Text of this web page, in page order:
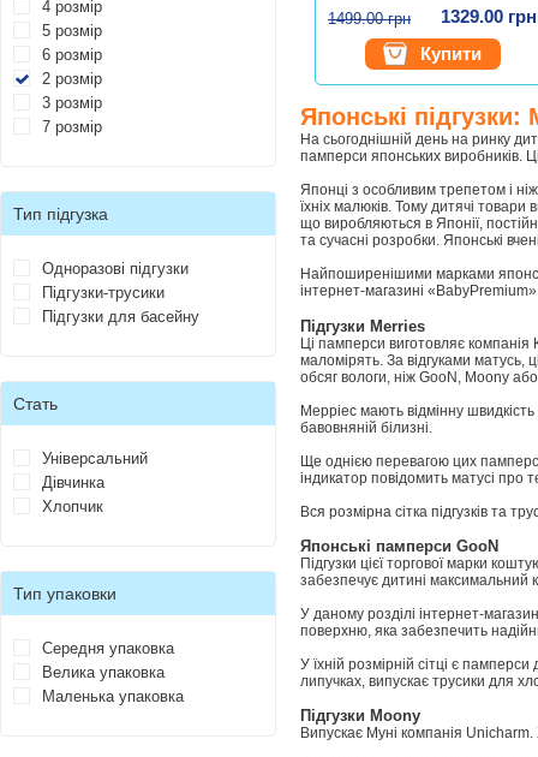
4 розмір
5 розмір
6 розмір
2 розмір
3 розмір
7 розмір
Тип підгузка
Одноразові підгузки
Підгузки-трусики
Підгузки для басейну
Стать
Універсальний
Дівчинка
Хлопчик
Тип упаковки
Середня упаковка
Велика упаковка
Маленька упаковка
1499.00 грн
1329.00 грн
Купити
Японські
На сьогоднішній день на ринку
памперси японських виробників.
Японці з особливим трепетом і
їхніх малюків. Тому дитячі
що виробляються в Японії,
та сучасні розробки. Японські
Найпоширенішими марками
інтернет-магазині
Підгузки Merries
Ці памперси виготовляє
маломірять. За відгуками
обсяг вологи, ніж GooN, Moony
Мерріес мають відмінну
бавовняній білизні.
Ще однією перевагою цих
індикатор повідомить матусі про
Вся розмірна сітка підгузків та
Японські памперси GooN
Підгузки цієї торгової марки
забезпечує дитині максимальний
У даному розділі інтернет-
поверхню, яка забезпечить
У їхній розмірній сітці є
липучках, випускає трусики для
Підгузки Moony
Випускає Муні компанія